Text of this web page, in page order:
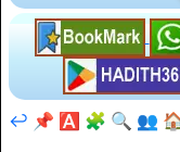
👥
🔍
🧩
🅰️
📌
↩️